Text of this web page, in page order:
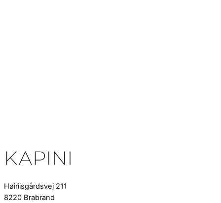
Høiriisgårdsvej 211
8220 Brabrand